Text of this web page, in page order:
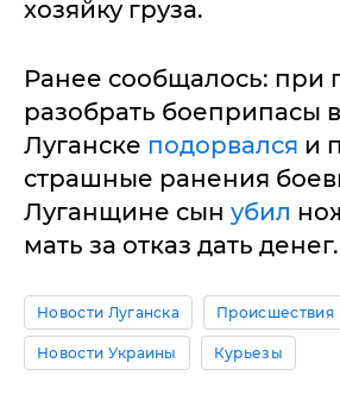
хозяйку груза.
Ранее сообщалось: при
разобрать боеприпасы в
Луганске подорвался и
страшные ранения
Луганщине сын убил
мать за отказ дать денег.
Новости Луганска Происшествия
Новости Украины Курьезы